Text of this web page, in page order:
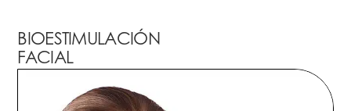
BIOESTIMULACIÓN
FACIAL